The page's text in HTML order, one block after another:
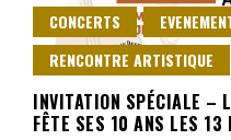
CONCERTS
RENCONTRE ARTISTIQUE
INVITATION SPÉCIALE –
FÊTE SES 10 ANS LES